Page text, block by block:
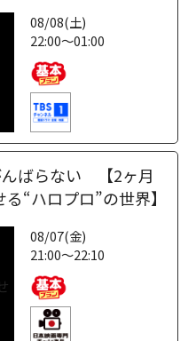
08/08(土)
22:00～01:00
んばらない 【2ヶ月
“ハロプロ”の世界】
08/07(金)
21:00～22:10